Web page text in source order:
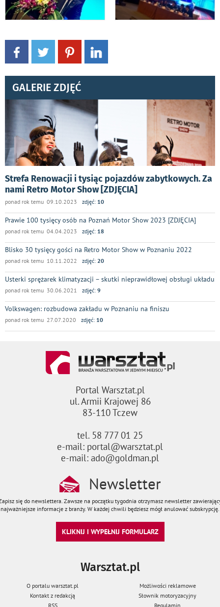
GALERIE ZDJĘĆ
Strefa Renowacji i tysiąc pojazdów zabytkowych. Za
nami Retro Motor Show [ZDJĘCIA]
ponad rok temu 09.10.2023 zdjęć: 10
Prawie 100 tysięcy osób na Poznań Motor Show 2023 [ZDJĘCIA]
ponad rok temu 04.04.2023 zdjęć: 18
Blisko 30 tysięcy gości na Retro Motor Show w Poznaniu 2022
ponad rok temu 10.11.2022 zdjęć: 20
Usterki sprężarek klimatyzacji – skutki nieprawidłowej obsługi układu
ponad rok temu 30.06.2021 zdjęć: 9
Volkswagen: rozbudowa zakładu w Poznaniu na finiszu
ponad rok temu 27.07.2020 zdjęć: 10
Portal Warsztat.pl
ul. Armii Krajowej 86
83-110 Tczew
tel. 58 777 01 25
e-mail: portal@warsztat.pl
e-mail: ado@goldman.pl
Newsletter
się do newslettera. Zawsze na początku tygodnia otrzymasz newsletter
najważniejsze informacje z branży. W każdej chwili będziesz mógł anulować subskrypcję.
KLIKNIJ I WYPEŁNIJ FORMULARZ
Warsztat.pl
O portalu warsztat.pl
Możliwości reklamowe
Kontakt z redakcją
Słownik motoryzacyjny
RSS
Regulamin